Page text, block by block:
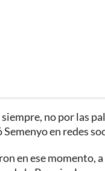
no por las
en redes
en ese momento,